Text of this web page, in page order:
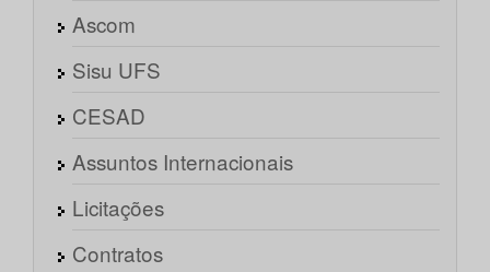
Ascom
Sisu UFS
CESAD
Assuntos Internacionais
Licitações
Contratos